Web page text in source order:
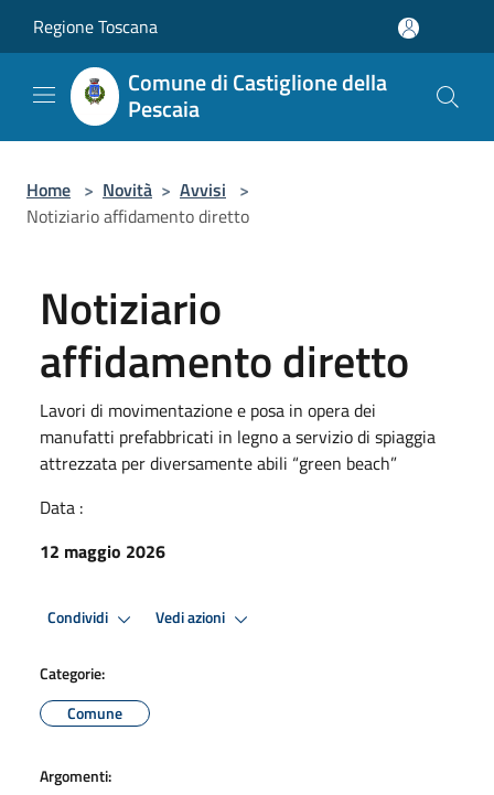
Regione Toscana
Comune di Castiglione della
Pescaia
Home > Novità > Avvisi >
Notiziario affidamento diretto
Notiziario
affidamento diretto
Lavori di movimentazione e posa in opera dei
manufatti prefabbricati in legno a servizio di spiaggia
attrezzata per diversamente abili “green beach”
Data :
12 maggio 2026
Condividi Vedi azioni
Categorie:
Comune
Argomenti: